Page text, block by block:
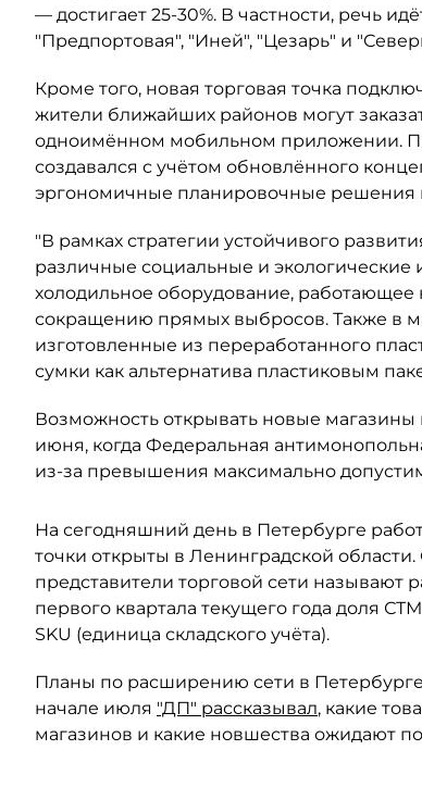
— достигает 25-30%. В частности, речь
"Предпортовая", "Иней", "Цезарь" и
Кроме того, новая торговая точка
жители ближайших районов могут
одноимённом мобильном приложении.
создавался с учётом обновлённого
эргономичные планировочные решения
"В рамках стратегии устойчивого
различные социальные и
холодильное оборудование, работающее
сокращению прямых выбросов. Также в
изготовленные из переработанного
сумки как альтернатива пластиковым
Возможность открывать новые магазины
июня, когда Федеральная
из-за превышения максимально
На сегодняшний день в Петербурге
точки открыты в Ленинградской
представители торговой сети называют
первого квартала текущего года доля
SKU (единица складского учёта).
Планы по расширению сети в Петербурге
начале июля "ДП" рассказывал, какие
магазинов и какие новшества ожидают